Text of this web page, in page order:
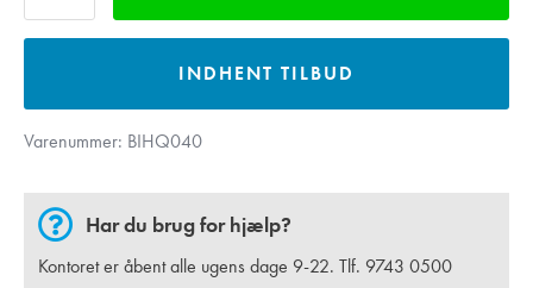
INDHENT TILBUD
Varenummer: BIHQ040
Har du brug for hjælp?
Kontoret er åbent alle ugens dage 9-22. Tlf. 9743 0500